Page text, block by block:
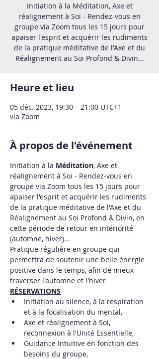
Initiation à la Méditation, Axe et
réalignement à Soi - Rendez-vous en
groupe via Zoom tous les 15 jours pour
apaiser l'esprit et acquérir les rudiments
de la pratique méditative de l'Axe et du
Réalignement au Soi Profond & Divin...
Heure et lieu
05 déc. 2023, 19:30 – 21:00 UTC+1
via Zoom
À propos de l'événement
Initiation à la Méditation, Axe et
réalignement à Soi - Rendez-vous en
groupe via Zoom tous les 15 jours pour
apaiser l'esprit et acquérir les rudiments
de la pratique méditative de l'Axe et du
Réalignement au Soi Profond & Divin, en
cette période de retour en intériorité
(automne, hiver)...
Pratique régulière en groupe qui
permettra de soutenir une belle énergie
positive dans le temps, afin de mieux
traverser l'automne et l'hiver
RÉSERVATIONS
Initiation au silence, à la respiration
et à la focalisation du mental,
Axe et réalignement à Soi,
reconnexion à l'Unité Essentielle,
Guidance Intuitive en fonction des
besoins du groupe,